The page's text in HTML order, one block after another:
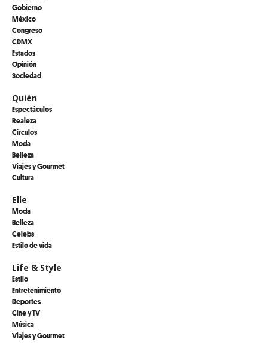
Gobierno
México
Congreso
CDMX
Estados
Opinión
Sociedad
Quién
Espectáculos
Realeza
Círculos
Moda
Belleza
Viajes y Gourmet
Cultura
Elle
Moda
Belleza
Celebs
Estilo de vida
Life & Style
Estilo
Entretenimiento
Deportes
Cine y TV
Música
Viajes y Gourmet